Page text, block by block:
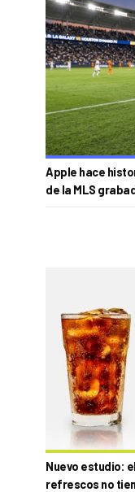
Apple hace
de la MLS
Nuevo estudio:
refrescos no